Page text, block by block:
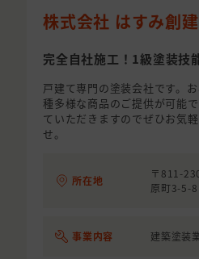
株式会社 はすみ創建
完全自社施工！1級塗装技
戸建て専門の塗装会社です。
種多様な商品のご提供が可能
ていただきますのでぜひお気
せ。
所在地
〒811-
原町3-5-
事業内容 建築塗装